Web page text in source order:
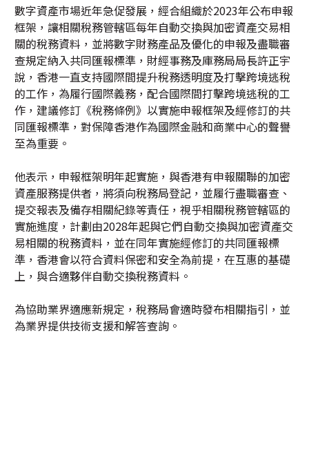
數字資產市場近年急促發展，經合組織於2023年公布申報
框架，讓相關稅務管轄區每年自動交換與加密資產交易相
關的稅務資料，並將數字財務產品及優化的申報及盡職審
查規定納入共同匯報標準，財經事務及庫務局局長許正宇
說，香港一直支持國際間提升稅務透明度及打擊跨境逃稅
的工作，為履行國際義務，配合國際間打擊跨境逃稅的工
作，建議修訂《稅務條例》以實施申報框架及經修訂的共
同匯報標準，對保障香港作為國際金融和商業中心的聲譽
至為重要。
他表示，申報框架明年起實施，與香港有申報關聯的加密
資產服務提供者，將須向稅務局登記，並履行盡職審查、
提交報表及備存相關紀錄等責任，視乎相關稅務管轄區的
實施進度，計劃由2028年起與它們自動交換與加密資產交
易相關的稅務資料，並在同年實施經修訂的共同匯報標
準，香港會以符合資料保密和安全為前提，在互惠的基礎
上，與合適夥伴自動交換稅務資料。
為協助業界適應新規定，稅務局會適時發布相關指引，並
為業界提供技術支援和解答查詢。